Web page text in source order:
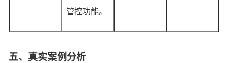
管控功能。
五、真实案例分析